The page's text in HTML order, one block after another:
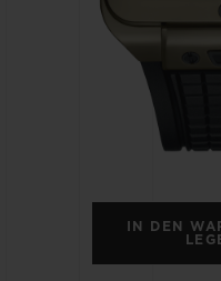
IN DEN
BIG
UND